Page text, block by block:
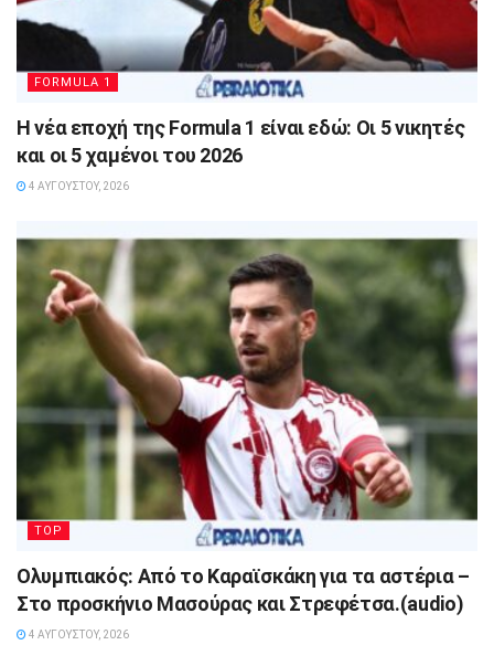
FORMULA 1
Η νέα εποχή της Formula 1 είναι εδώ: Οι 5 νικητές
και οι 5 χαμένοι του 2026
4 ΑΥΓΟΎΣΤΟΥ, 2026
TOP
Ολυμπιακός: Από το Καραϊσκάκη για τα αστέρια –
Στο προσκήνιο Μασούρας και Στρεφέτσα.(audio)
4 ΑΥΓΟΎΣΤΟΥ, 2026